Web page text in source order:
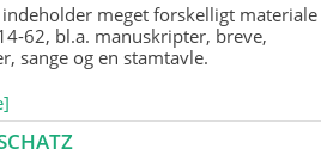
meget forskelligt
62, bl.a. manuskripter, breve,
sange og en stamtavle.